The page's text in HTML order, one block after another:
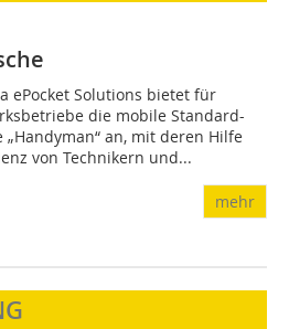
ePocket Solutions bietet für
die mobile Standard-
„Handyman“ an, mit deren Hilfe
von Technikern und...
mehr